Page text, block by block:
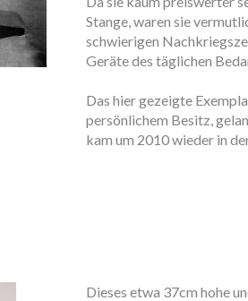
Stange, waren sie
schwierigen
Geräte des täglichen
Das hier gezeigte
persönlichem Besitz,
kam um 2010 wieder in
Dieses etwa 37cm hohe